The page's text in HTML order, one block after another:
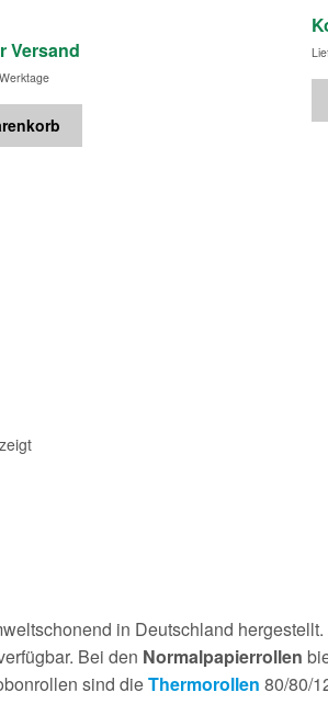
Versand
in Deutschland hergestellt.
Bei den Normalpapierrollen
sind dieThermorollen 80/80/